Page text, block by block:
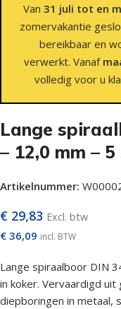
Van 31 juli tot en
zomervakantie
bereikbaar en
verwerkt. Vanaf
volledig voor u
Lange
– 12,0 mm –
Artikelnummer:
€ 29,83 Excl. btw
€ 36,09 incl. BTW
Lange spiraalboor DIN
in koker. Vervaardigd
diepboringen in metaal,